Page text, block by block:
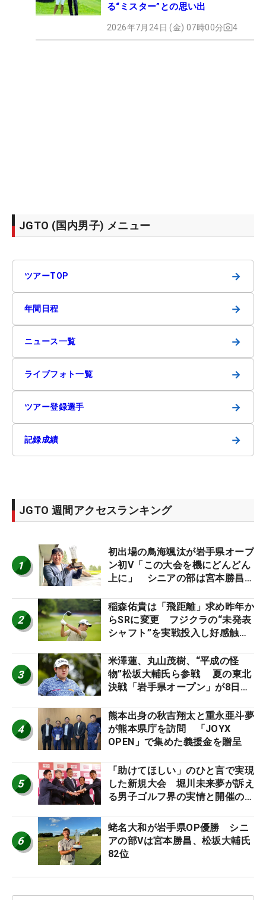
る“ミスター”との思い出
2026年7月24日 (金) 07時00分 4
JGTO (国内男子) メニュー
ツアーTOP →
年間日程 →
ニュース一覧 →
ライブフォト一覧 →
ツアー登録選手 →
記録成績 →
JGTO 週間アクセスランキング
1
初出場の鳥海颯汰が岩手県オープ
ン初V「この大会を機にどんどん
上に」 シニアの部は宮本勝昌が
2
稲森佑貴は「飛距離」求め昨年か
らSRに変更 フジクラの“未発表
シャフト”を実戦投入し好感触
ーのヒトネタ！】
3
米澤蓮、丸山茂樹、“平成の怪
物”松坂大輔氏ら参戦 夏の東北
決戦「岩手県オープン」が8日開
4
熊本出身の秋吉翔太と重永亜斗夢
が熊本県庁を訪問 「JOYX
OPEN」で集めた義援金を贈呈
5
「助けてほしい」のひと言で実現
した新規大会 堀川未来夢が訴え
る男子ゴルフ界の実情と開催の舞
6
蛯名大和が岩手県OP優勝 シニ
アの部Vは宮本勝昌、松坂大輔氏
82位